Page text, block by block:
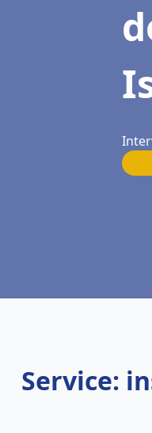
Service: